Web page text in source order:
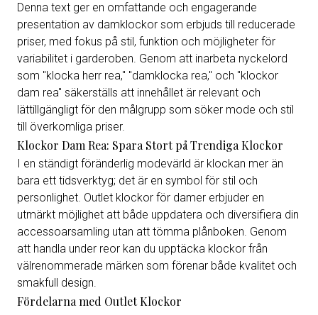
Denna text ger en omfattande och engagerande
presentation av damklockor som erbjuds till reducerade
priser, med fokus på stil, funktion och möjligheter för
variabilitet i garderoben. Genom att inarbeta nyckelord
som "klocka herr rea," "damklocka rea," och "klockor
dam rea" säkerställs att innehållet är relevant och
lättillgängligt för den målgrupp som söker mode och stil
till överkomliga priser.
Klockor Dam Rea: Spara Stort på Trendiga Klockor
I en ständigt föränderlig modevärld är klockan mer än
bara ett tidsverktyg; det är en symbol för stil och
personlighet. Outlet klockor för damer erbjuder en
utmärkt möjlighet att både uppdatera och diversifiera din
accessoarsamling utan att tömma plånboken. Genom
att handla under reor kan du upptäcka klockor från
välrenommerade märken som förenar både kvalitet och
smakfull design.
Fördelarna med Outlet Klockor